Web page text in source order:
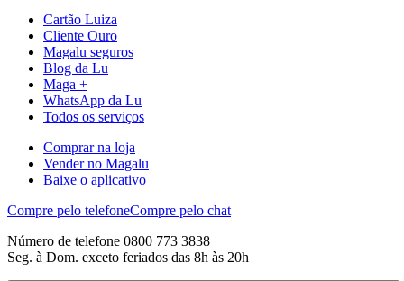
Cartão Luiza
Cliente Ouro
Magalu seguros
Blog da Lu
Maga +
WhatsApp da Lu
Todos os serviços
Comprar na loja
Vender no Magalu
Baixe o aplicativo
Compre pelo telefoneCompre pelo chat
Número de telefone 0800 773 3838
Seg. à Dom. exceto feriados das 8h às 20h